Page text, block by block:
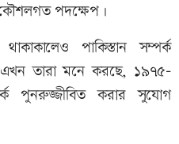
কৌশলগত পদক্ষেপ।
পাকিস্তান সম্পর্ক
এখন তারা মনে করছে, ১৯৭৫–
পুনরুজ্জীবিত করার সুযোগ